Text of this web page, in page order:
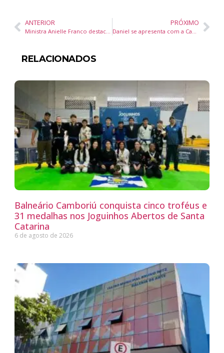
ANTERIOR
Ministra Anielle Franco destaca força da participação social na Conapir
PRÓXIMO
Daniel se apresenta com a Camerata Florianópolis na final gratuita do Santa Catarina Canta
RELACIONADOS
Balneário Camboriú conquista cinco troféus e
31 medalhas nos Joguinhos Abertos de Santa
Catarina
6 de agosto de 2026